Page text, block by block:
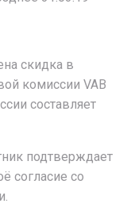
скидка в
комиссии VAB
составляет
подтверждает
согласие со